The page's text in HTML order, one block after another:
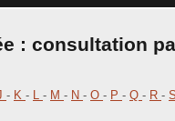
: consultation
- K - L - M - N - O - P - Q - R -